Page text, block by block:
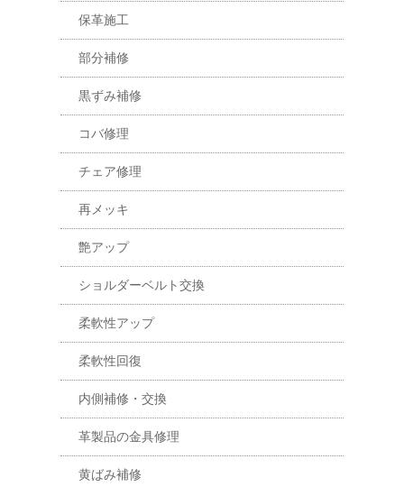
保革施工
部分補修
黒ずみ補修
コバ修理
チェア修理
再メッキ
艶アップ
ショルダーベルト交換
柔軟性アップ
柔軟性回復
内側補修・交換
革製品の金具修理
黄ばみ補修